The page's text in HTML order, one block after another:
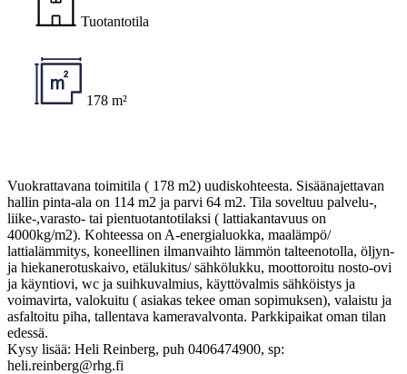
Tuotantotila
178 m²
Vuokrattavana toimitila ( 178 m2) uudiskohteesta. Sisäänajettavan
hallin pinta-ala on 114 m2 ja parvi 64 m2. Tila soveltuu palvelu-,
liike-,varasto- tai pientuotantotilaksi ( lattiakantavuus on
4000kg/m2). Kohteessa on A-energialuokka, maalämpö/
lattialämmitys, koneellinen ilmanvaihto lämmön talteenotolla, öljyn-
ja hiekanerotuskaivo, etälukitus/ sähkölukku, moottoroitu nosto-ovi
ja käyntiovi, wc ja suihkuvalmius, käyttövalmis sähköistys ja
voimavirta, valokuitu ( asiakas tekee oman sopimuksen), valaistu ja
asfaltoitu piha, tallentava kameravalvonta. Parkkipaikat oman tilan
edessä.
Kysy lisää: Heli Reinberg, puh 0406474900, sp:
heli.reinberg@rhg.fi